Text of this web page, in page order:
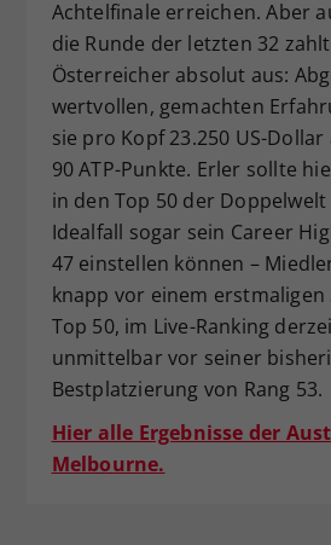
Achtelfinale erreichen. Aber
die Runde der letzten 32
Österreicher absolut aus:
wertvollen, gemachten
sie pro Kopf 23.250 US-
90 ATP-Punkte. Erler sollte
in den Top 50 der
Idealfall sogar sein Career
47 einstellen können –
knapp vor einem
Top 50, im Live-Ranking
unmittelbar vor seiner
Bestplatzierung von Rang 53.
Hier alle Ergebnisse der
Melbourne.